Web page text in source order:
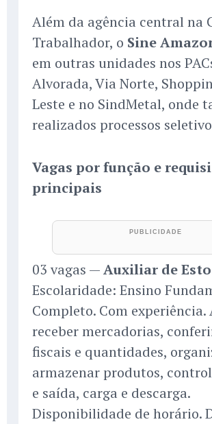
Além da agência central na
Trabalhador, o Sine
em outras unidades nos
Alvorada, Via Norte,
Leste e no SindMetal, onde
realizados processos
Vagas por função e
principais
03 vagas —Auxiliar de
Escolaridade: Ensino
Completo. Com
receber mercadorias,
fiscais e quantidades,
armazenar produtos,
e saída, carga e descarga.
Disponibilidade de horário.